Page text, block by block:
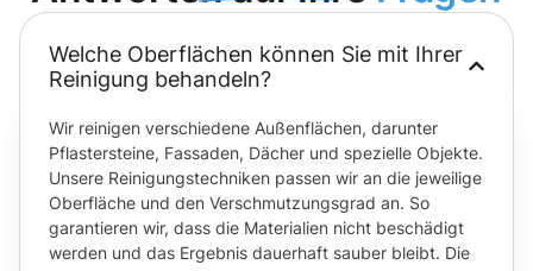
Welche Oberflächen können Sie mit Ihrer
Reinigung behandeln?
Wir reinigen verschiedene Außenflächen, darunter
Pflastersteine, Fassaden, Dächer und spezielle Objekte.
Unsere Reinigungstechniken passen wir an die jeweilige
Oberfläche und den Verschmutzungsgrad an. So
garantieren wir, dass die Materialien nicht beschädigt
werden und das Ergebnis dauerhaft sauber bleibt. Die